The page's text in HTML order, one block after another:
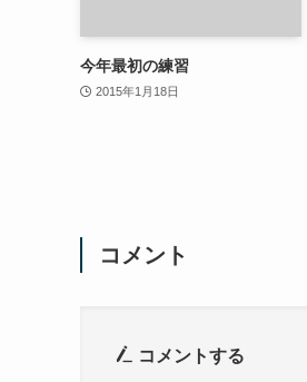
今年最初の練習
2015年1月18日
コメント
コメントする